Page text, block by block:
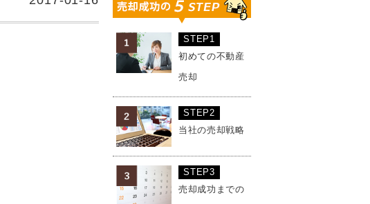
STEP1
初めての不動産
売却
STEP2
当社の売却戦略
STEP3
売却成功までの